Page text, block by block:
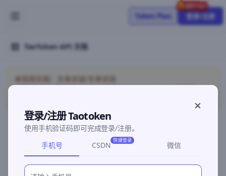
Token Plan 登录/注册
TaoToken API 文档
未找到文档：文本对话/文本对话
©2026 深圳灵明智码科技有限公司粤ICP备2026096960号-3
登录/注册 Taotoken
使用手机验证码即可完成登录/注册。
手机号
CSDN
快捷登录
微信